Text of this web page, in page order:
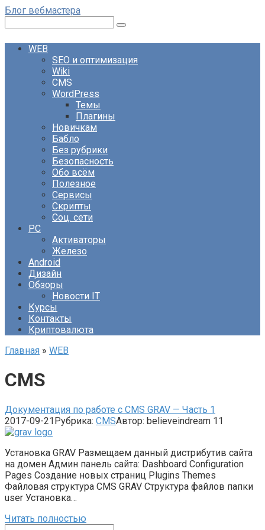
Перейти
контенту
Блог вебмастера
WEB
SEO и оптимизация
Wiki
CMS
WordPress
Темы
Плагины
Новичкам
Бабло
Без рубрики
Безопасность
Обо всём
Полезное
Сервисы
Скрипты
Соц. сети
PC
Активаторы
Железо
Android
Дизайн
Обзоры
Новости IT
Курсы
Контакты
Криптовалюта
Главная » WEB
CMS
Документация по работе с CMS GRAV — Часть 1
2017-09-21Рубрика: CMSАвтор: believeindream 11
Установка GRAV Размещаем данный дистрибутив сайта
на домен Админ панель сайта: Dashboard Configuration
Pages Создание новых страниц Plugins Themes
Файловая структура CMS GRAV Структура файлов папки
user Установка…
Читать полностью